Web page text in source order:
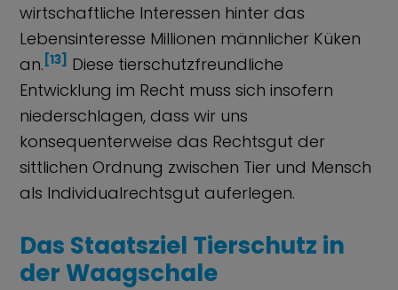
wirtschaftliche Interessen hinter das
Lebensinteresse Millionen männlicher Küken
an. [13] Diese tierschutzfreundliche
Entwicklung im Recht muss sich insofern
niederschlagen, dass wir uns
konsequenterweise das Rechtsgut der
sittlichen Ordnung zwischen Tier und Mensch
als Individualrechtsgut auferlegen.
Das Staatsziel Tierschutz in
der Waagschale